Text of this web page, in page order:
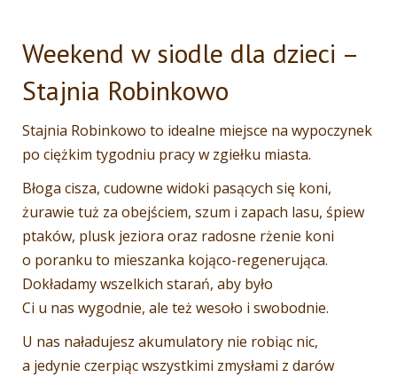
Weekend w siodle dla dzieci –
Stajnia Robinkowo
Stajnia Robinkowo to idealne miejsce na wypoczynek
po ciężkim tygodniu pracy w zgiełku miasta.
Błoga cisza, cudowne widoki pasących się koni,
żurawie tuż za obejściem, szum i zapach lasu, śpiew
ptaków, plusk jeziora oraz radosne rżenie koni
o poranku to mieszanka kojąco-regenerująca.
Dokładamy wszelkich starań, aby było
Ci u nas wygodnie, ale też wesoło i swobodnie.
U nas naładujesz akumulatory nie robiąc nic,
a jedynie czerpiąc wszystkimi zmysłami z darów